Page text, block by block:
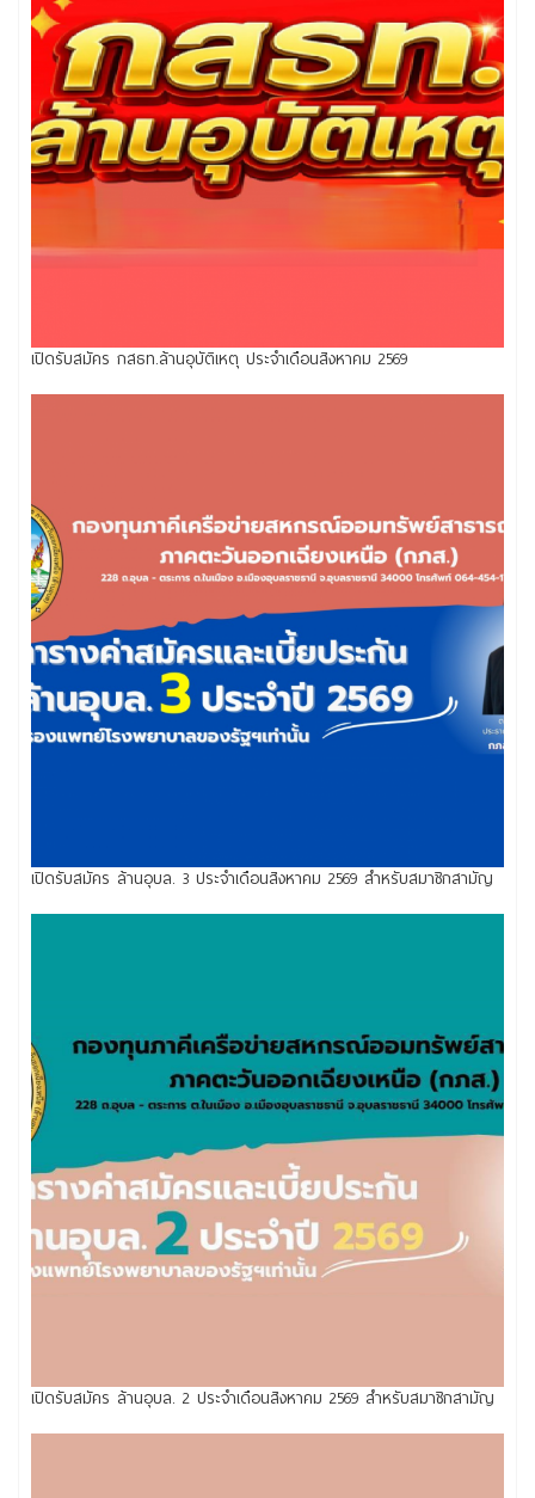
เปิดรับสมัคร กสธท.ล้านอุบัติเหตุ ประจำเดือนสิงหาคม 2569
เปิดรับสมัคร ล้านอุบล. 3 ประจำเดือนสิงหาคม 2569 สำหรับสมาชิกสามัญ
เปิดรับสมัคร ล้านอุบล. 2 ประจำเดือนสิงหาคม 2569 สำหรับสมาชิกสามัญ